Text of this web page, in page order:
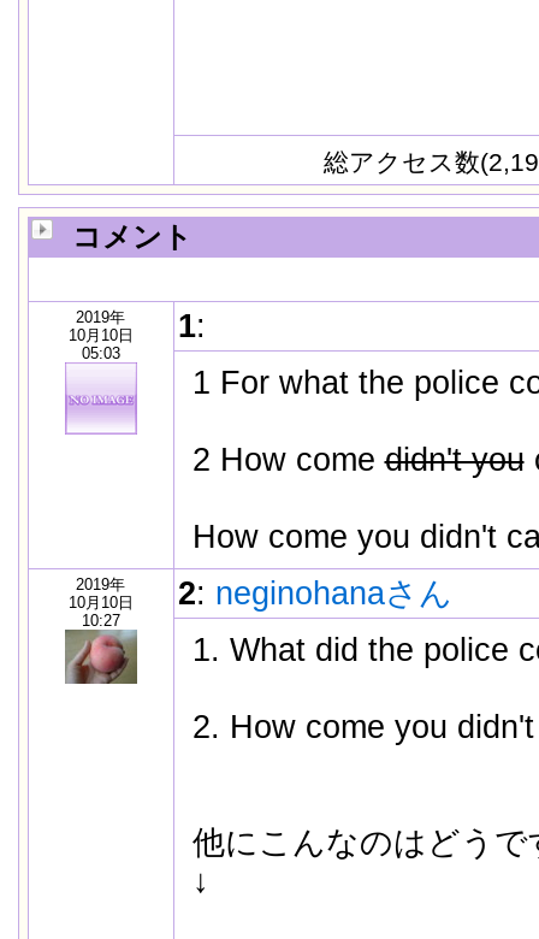
総アクセス数
コメント
2019年
10月10日
05:03
1:
1 For what the police
2 How comedidn't you
How come you didn't
2019年
10月10日
10:27
2: neginohanaさん
1. What did the police
2. How come you
他にこんなのはどうで
↓